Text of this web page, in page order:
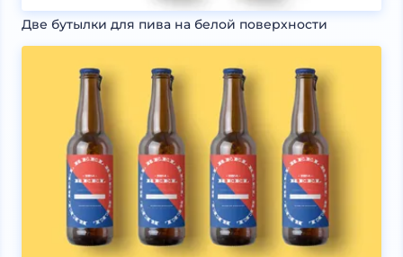
Две бутылки для пива на белой поверхности